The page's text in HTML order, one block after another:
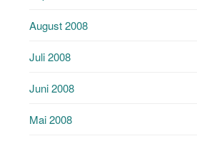
August 2008
Juli 2008
Juni 2008
Mai 2008